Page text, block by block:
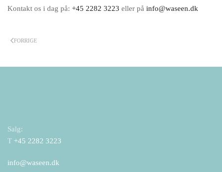
Kontakt os i dag på: +45 2282 3223 eller på info@waseen.dk
FORRIGE
Salg:
T +45 2282 3223
info@waseen.dk